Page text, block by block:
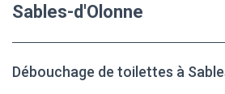
Sables-d'Olonne
Débouchage de toilettes à